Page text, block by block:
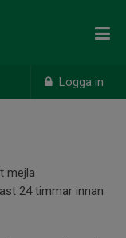
Logga in
mejla
24 timmar innan